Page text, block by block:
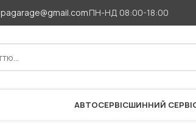
ПН-НД 08:00-18:00
АВТОСЕРВІСШИННИЙ